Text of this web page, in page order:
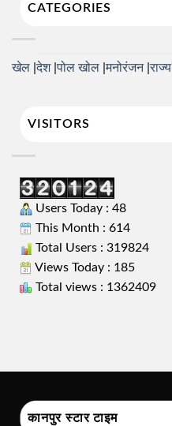
CATEGORIES
खेल देश पोल खोल मनोरंजन राज्य
VISITORS
Users Today : 48
This Month : 614
Total Users : 319824
Views Today : 185
Total views : 1362409
कानपुर स्टार टाइम